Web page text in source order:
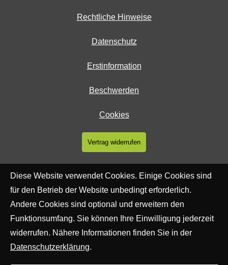
Rechtliche Hinweise
Datenschutz
Erstinformation
Beschwerden
Cookies
Vertrag widerrufen
Diese Website verwendet Cookies. Einige Cookies sind
für den Betrieb der Website unbedingt erforderlich.
Andere Cookies sind optional und erweitern den
Funktionsumfang. Sie können Ihre Einwilligung jederzeit
widerrufen. Nähere Informationen finden Sie in der
Datenschutzerklärung.